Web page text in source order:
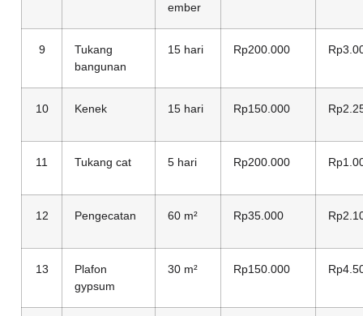
ember
9
Tukang
bangunan
15 hari Rp200.000
10 Kenek 15 hari Rp150.000
11 Tukang cat 5 hari Rp200.000
12 Pengecatan 60 m² Rp35.000
13
Plafon
gypsum
30 m² Rp150.000